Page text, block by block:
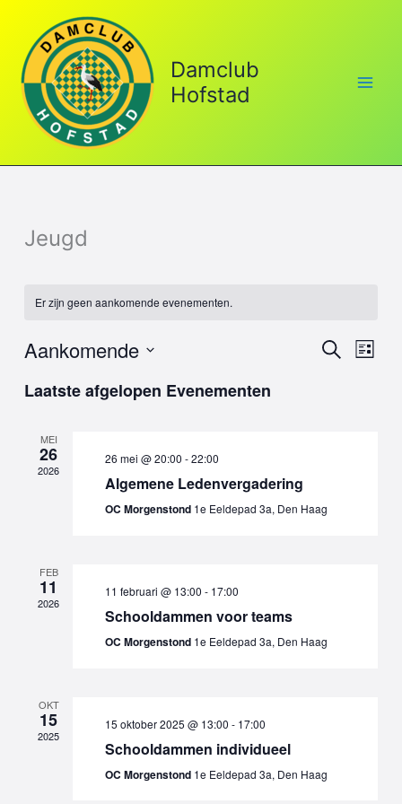
inhoud
Damclub
Hofstad
Jeugd
Er zijn geen aankomende evenementen.
Evenementen
Zoeken
Lijst
Aankomende
een
Laatste afgelopen Evenementen
MEI
26
2026
26 mei @ 20:00 -22:00
Algemene Ledenvergadering
OC Morgenstond 1e Eeldepad 3a, Den Haag
FEB
11
2026
11 februari @ 13:00 - 17:00
Schooldammen voor teams
OC Morgenstond 1e Eeldepad 3a, Den Haag
OKT
15
2025
15 oktober 2025 @ 13:00 - 17:00
Schooldammen individueel
OC Morgenstond 1e Eeldepad 3a, Den Haag